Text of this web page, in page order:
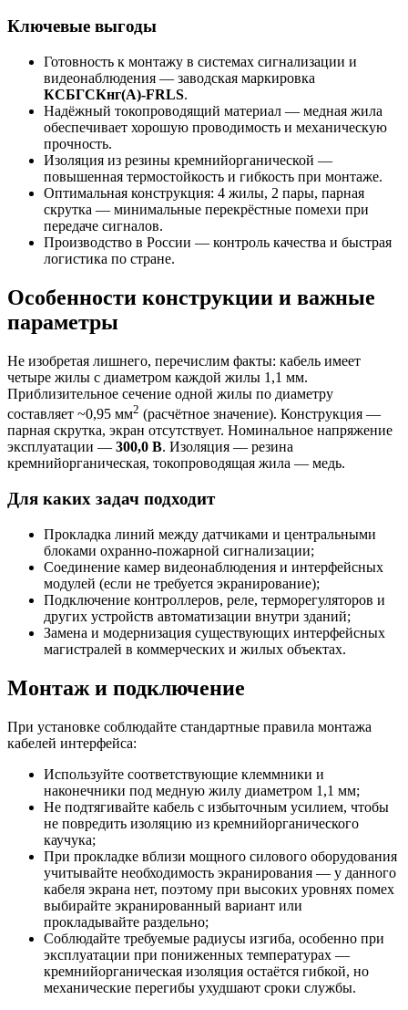
Ключевые выгоды
Готовность к монтажу в системах сигнализации и
видеонаблюдения — заводская маркировка
КСБГСКнг(A)-FRLS.
Надёжный токопроводящий материал — медная жила
обеспечивает хорошую проводимость и механическую
прочность.
Изоляция из резины кремнийорганической —
повышенная термостойкость и гибкость при монтаже.
Оптимальная конструкция: 4 жилы, 2 пары, парная
скрутка — минимальные перекрёстные помехи при
передаче сигналов.
Производство в России — контроль качества и быстрая
логистика по стране.
Особенности конструкции и важные
параметры
Не изобретая лишнего, перечислим факты: кабель имеет
четыре жилы с диаметром каждой жилы 1,1 мм.
Приблизительное сечение одной жилы по диаметру
составляет ~0,95 мм2 (расчётное значение). Конструкция —
парная скрутка, экран отсутствует. Номинальное напряжение
эксплуатации — 300,0 В. Изоляция — резина
кремнийорганическая, токопроводящая жила — медь.
Для каких задач подходит
Прокладка линий между датчиками и центральными
блоками охранно-пожарной сигнализации;
Соединение камер видеонаблюдения и интерфейсных
модулей (если не требуется экранирование);
Подключение контроллеров, реле, терморегуляторов и
других устройств автоматизации внутри зданий;
Замена и модернизация существующих интерфейсных
магистралей в коммерческих и жилых объектах.
Монтаж и подключение
При установке соблюдайте стандартные правила монтажа
кабелей интерфейса:
Используйте соответствующие клеммники и
наконечники под медную жилу диаметром 1,1 мм;
Не подтягивайте кабель с избыточным усилием, чтобы
не повредить изоляцию из кремнийорганического
каучука;
При прокладке вблизи мощного силового оборудования
учитывайте необходимость экранирования — у данного
кабеля экрана нет, поэтому при высоких уровнях помех
выбирайте экранированный вариант или
прокладывайте раздельно;
Соблюдайте требуемые радиусы изгиба, особенно при
эксплуатации при пониженных температурах —
кремнийорганическая изоляция остаётся гибкой, но
механические перегибы ухудшают сроки службы.